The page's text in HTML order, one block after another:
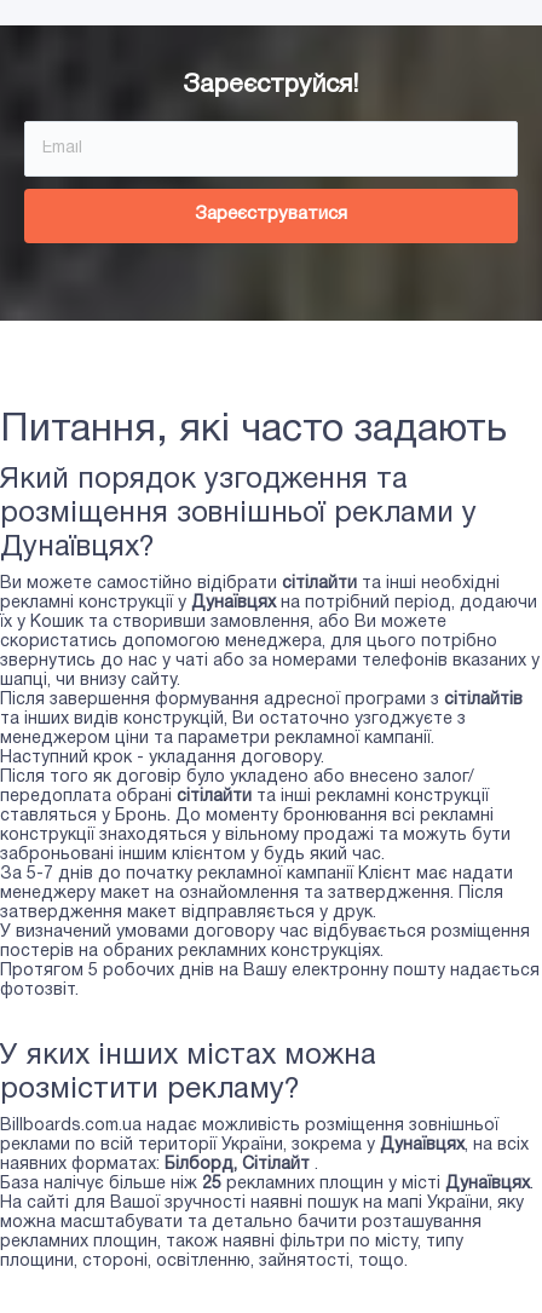
Зареєструйся!
Зареєструватися
Питання, які часто задають
Який порядок узгодження та
розміщення зовнішньої реклами у
Дунаївцях?
Ви можете самостійно відібрати сiтiлайти та інші необхідні
рекламні конструкції у Дунаївцяхна потрібний період, додаючи
їх у Кошик та створивши замовлення, або Ви можете
скористатись допомогою менеджера, для цього потрібно
звернутись до нас у чаті або за номерами телефонів вказаних у
шапці, чи внизу сайту.
Після завершення формування адресної програми з сiтiлайтів
та інших видів конструкцій, Ви остаточно узгоджуєте з
менеджером ціни та параметри рекламної кампанії.
Наступний крок - укладання договору.
Після того як договір було укладено або внесено залог/
передоплата обрані сiтiлайти та інші рекламні конструкції
ставляться у Бронь. До моменту бронювання всі рекламні
конструкції знаходяться у вільному продажі та можуть бути
заброньовані іншим клієнтом у будь який час.
За 5-7 днів до початку рекламної кампанії Клієнт має надати
менеджеру макет на ознайомлення та затвердження. Після
затвердження макет відправляється у друк.
У визначений умовами договору час відбувається розміщення
постерів на обраних рекламних конструкціях.
Протягом 5 робочих днів на Вашу електронну пошту надається
фотозвіт.
У яких інших містах можна
розмістити рекламу?
Billboards.com.ua надає можливість розміщення зовнішньої
реклами по всій території України, зокрема у Дунаївцях, на всіх
наявних форматах: Білборд, Сiтiлайт .
База налічує більше ніж 25 рекламних площин у місті Дунаївцях.
На сайті для Вашої зручності наявні пошук на мапі України, яку
можна масштабувати та детально бачити розташування
рекламних площин, також наявні фільтри по місту, типу
площини, стороні, освітленню, зайнятості, тощо.